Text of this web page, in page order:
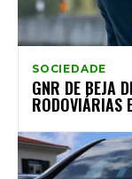
SOCIEDADE
GNR DE BEJA
RODOVIÁRIAS